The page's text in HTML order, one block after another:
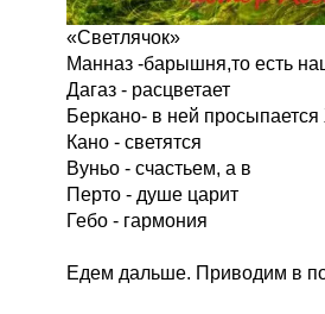
«Светлячок»
Манназ -барышня,то есть
Дагаз - расцветает
Беркано- в ней
Кано - светятся
Вуньо - счастьем, а в
Перто - душе царит
Гебо - гармония
Едем дальше. Приводим в